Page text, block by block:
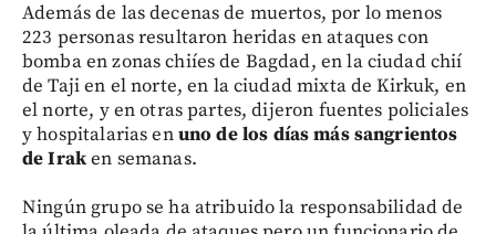
Además de las decenas de muertos, por lo menos
223 personas resultaron heridas en ataques con
bomba en zonas chiíes de Bagdad, en la ciudad chií
de Taji en el norte, en la ciudad mixta de Kirkuk, en
el norte, y en otras partes, dijeron fuentes policiales
y hospitalarias enuno de los días más sangrientos
de Iraken semanas.
Ningún grupo se ha atribuido la responsabilidad de